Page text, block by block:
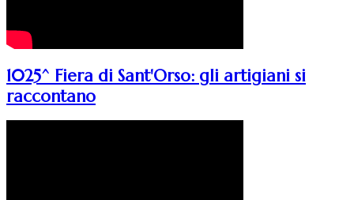
1025^ Fiera di Sant'Orso: gli artigiani si
raccontano